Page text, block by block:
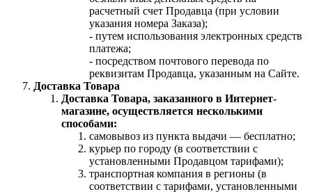
расчетный счет Продавца (при условии
указания номера Заказа);
- путем использования электронных средств
платежа;
- посредством почтового перевода по
реквизитам Продавца, указанным на Сайте.
Доставка Товара
Доставка Товара, заказанного в Интернет-
магазине, осуществляется несколькими
способами:
самовывоз из пункта выдачи — бесплатно;
курьер по городу (в соответствии с
установленными Продавцом тарифами);
транспортная компания в регионы (в
соответствии с тарифами, установленными